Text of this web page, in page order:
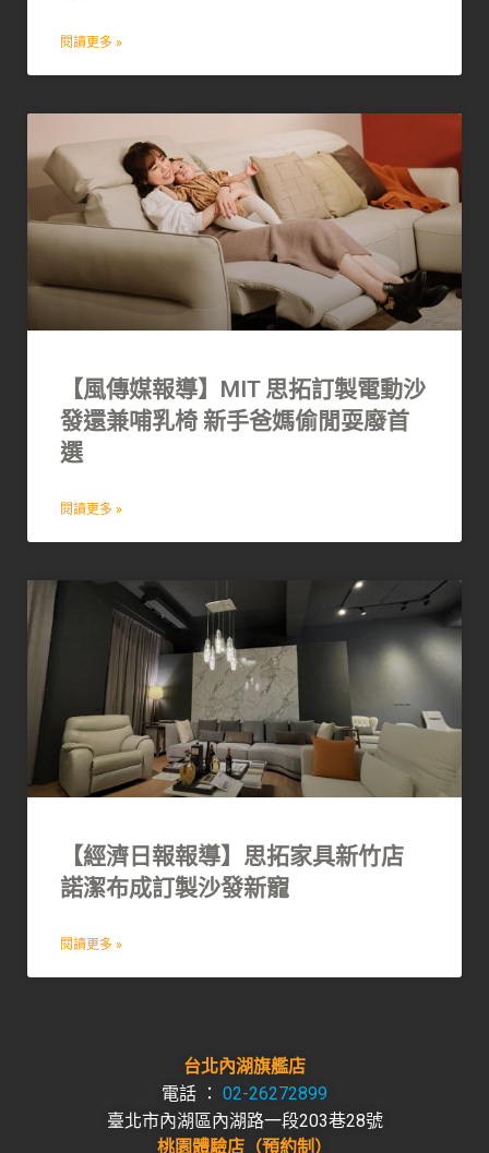
閱讀更多 »
【風傳媒報導】MIT 思拓訂製電動沙
發還兼哺乳椅 新手爸媽偷閒耍廢首
選
閱讀更多 »
【經濟日報報導】思拓家具新竹店
諾潔布成訂製沙發新寵
閱讀更多 »
台北內湖旗艦店
電話 ： 02-26272899
臺北市內湖區內湖路一段203巷28號
桃園體驗店 （預約制）